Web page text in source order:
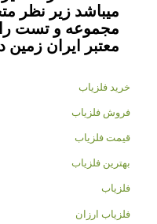
میباشد زیر نظر
مجموعه و تست
معتبر ایران زمین
خرید فلزیاب
فروش فلزیاب
قیمت فلزیاب
بهترین فلزیاب
فلزیاب
فلزیاب ارزان